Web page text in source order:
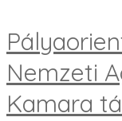
Nemzeti
Kamara